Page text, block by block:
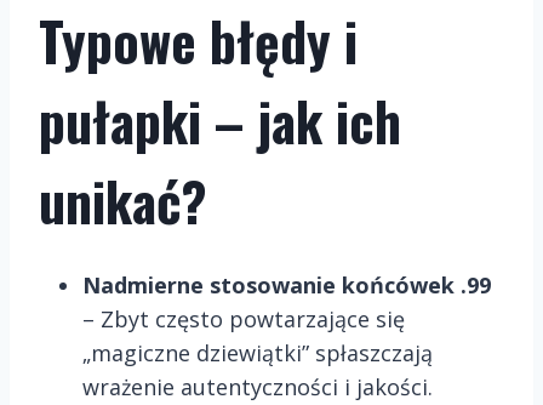
Typowe błędy i
pułapki – jak ich
unikać?
Nadmierne stosowanie końcówek .99
– Zbyt często powtarzające się
„magiczne dziewiątki” spłaszczają
wrażenie autentyczności i jakości.